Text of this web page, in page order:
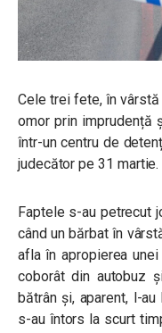
Cele trei fete, în
omor prin imprudență
într-un centru de
judecător pe 31 martie.
Faptele s-au petrecut
când un bărbat în
afla în apropierea
coborât din autobuz
bătrân și, aparent, l-
s-au întors la scurt